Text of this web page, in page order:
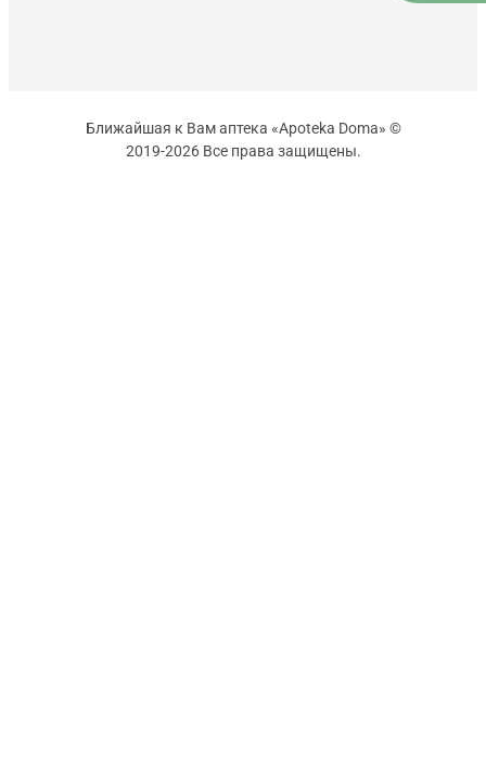
Ближайшая к Вам аптека «Apoteka Doma» ©
2019-2026 Все права защищены.